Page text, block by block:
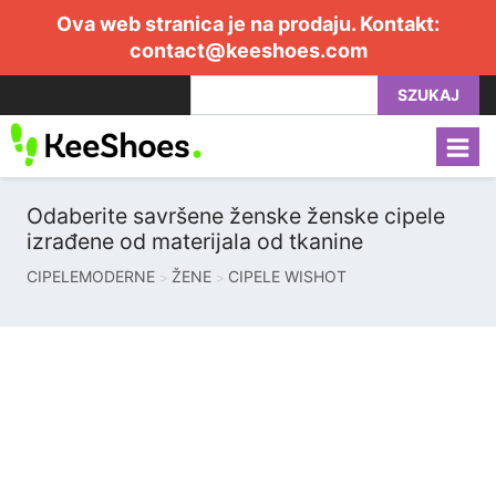
Ova web stranica je na prodaju. Kontakt:
contact@keeshoes.com
SZUKAJ
Odaberite savršene ženske ženske cipele
izrađene od materijala od tkanine
CIPELEMODERNE ŽENE CIPELE WISHOT